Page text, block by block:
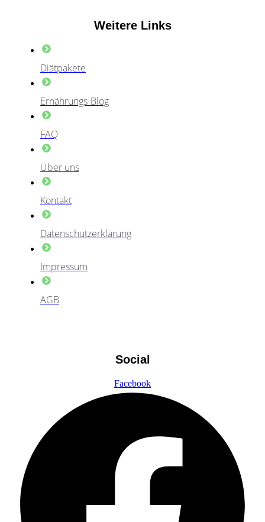
Weitere Links
Diätpakete
Ernährungs-Blog
FAQ
Über uns
Kontakt
Datenschutzerklärung
Impressum
AGB
Social
Facebook